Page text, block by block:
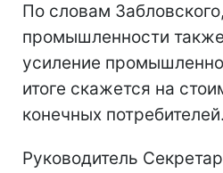
По словам
промышленности
усиление
итоге скажется на
конечных потребителей.
Руководитель